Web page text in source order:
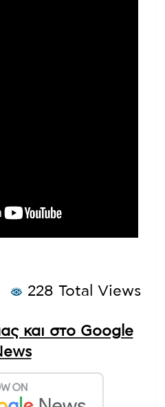
228 Total Views
και στο Google